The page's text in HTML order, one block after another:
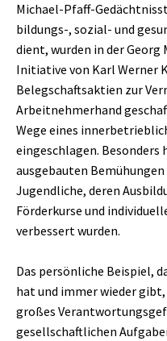
Michael-Pfaff-
bildungs-, sozial- und
dient, wurden in der Georg
Initiative von Karl Werner
Belegschaftsaktien zur
Arbeitnehmerhand
Wege eines
eingeschlagen. Besonders
ausgebauten
Jugendliche, deren
Förderkurse und
verbessert wurden.
Das persönliche Beispiel,
hat und immer wieder
großes
gesellschaftlichen